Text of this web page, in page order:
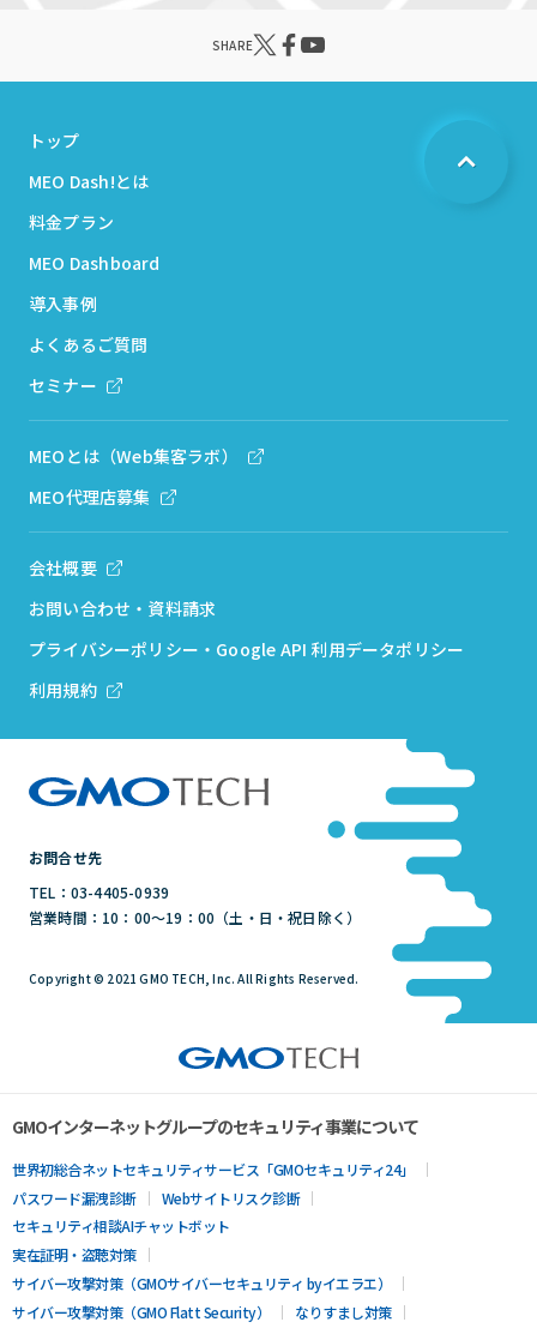
SHARE
お問合せ先
TEL：03-4405-0939
営業時間：10：00～19：00（土・日・祝日除く）
トップ
MEO Dash!とは
料金プラン
MEO Dashboard
導入事例
よくあるご質問
セミナー
MEOとは（Web集客ラボ）
MEO代理店募集
会社概要
お問い合わせ・資料請求
プライバシーポリシー・Google API 利用データポリシー
利用規約
Copyright © 2021 GMO TECH, Inc. All Rights Reserved.
GMOインターネットグループのセキュリティ事業について
世界初総合ネットセキュリティサービス「GMOセキュリティ24」
パスワード漏洩診断
Webサイトリスク診断
セキュリティ相談AIチャットボット
実在証明・盗聴対策
サイバー攻撃対策（GMOサイバーセキュリティ byイエラエ）
サイバー攻撃対策（GMO Flatt Security）
なりすまし対策